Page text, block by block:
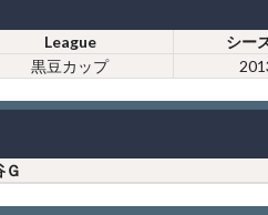
League
シー
黒豆カップ
Ｇ